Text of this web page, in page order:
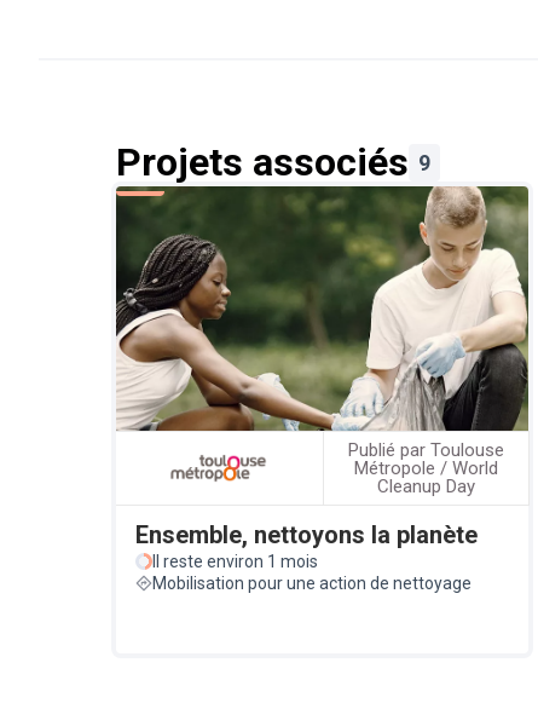
Projets associés 9
Publié par Toulouse
Métropole / World
Cleanup Day
Ensemble, nettoyons la planète
Il reste environ 1 mois
Mobilisation pour une action de nettoyage